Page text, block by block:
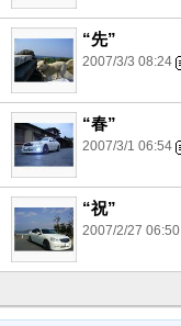
“先”
2007/3/3 08:24
“春”
2007/3/1 06:54
“祝”
2007/2/27 06:50